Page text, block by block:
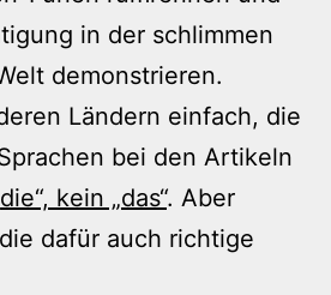
in der schlimmen
demonstrieren.
Ländern einfach, die
bei den Artikeln
kein „das“. Aber
dafür auch richtige